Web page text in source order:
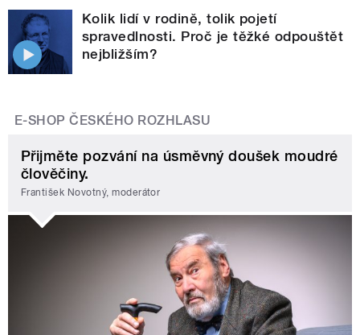
Kolik lidí v rodině, tolik pojetí
spravedlnosti. Proč je těžké odpouštět
nejbližším?
E-SHOP ČESKÉHO ROZHLASU
Přijměte pozvání na úsměvný doušek moudré
člověčiny.
František Novotný, moderátor